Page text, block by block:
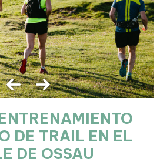
DE TRAIL EN EL
DE OSSAU